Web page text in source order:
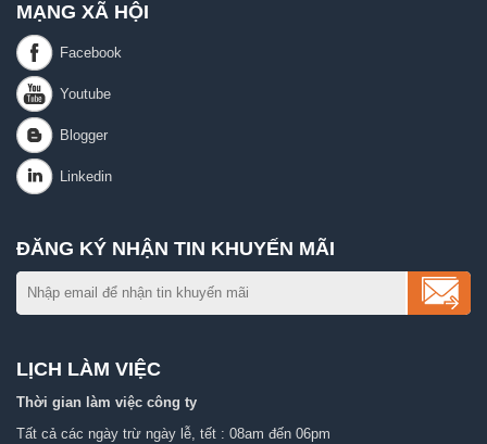
MẠNG XÃ HỘI
ĐĂNG KÝ NHẬN TIN KHUYẾN MÃI
LỊCH LÀM VIỆC
Thời gian làm việc công ty
Tất cả các ngày trừ ngày lễ, tết : 08am đến 06pm